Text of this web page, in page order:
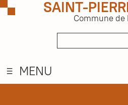
SAINT-
Commune
MENU